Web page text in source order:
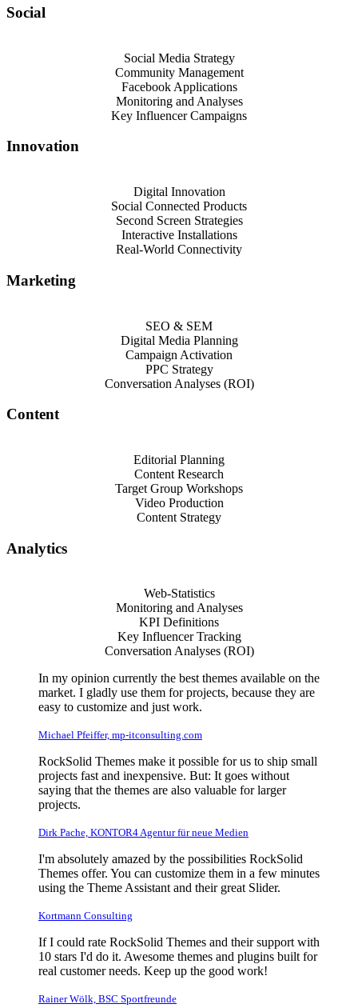
Social
Social Media Strategy
Community Management
Facebook Applications
Monitoring and Analyses
Key Influencer Campaigns
Innovation
Digital Innovation
Social Connected Products
Second Screen Strategies
Interactive Installations
Real-World Connectivity
Marketing
SEO & SEM
Digital Media Planning
Campaign Activation
PPC Strategy
Conversation Analyses (ROI)
Content
Editorial Planning
Content Research
Target Group Workshops
Video Production
Content Strategy
Analytics
Web-Statistics
Monitoring and Analyses
KPI Definitions
Key Influencer Tracking
Conversation Analyses (ROI)
In my opinion currently the best themes available on the
market. I gladly use them for projects, because they are
easy to customize and just work.
Michael Pfeiffer, mp-itconsulting.com
RockSolid Themes make it possible for us to ship small
projects fast and inexpensive. But: It goes without
saying that the themes are also valuable for larger
projects.
Dirk Pache, KONTOR4 Agentur für neue Medien
I'm absolutely amazed by the possibilities RockSolid
Themes offer. You can customize them in a few minutes
using the Theme Assistant and their great Slider.
Kortmann Consulting
If I could rate RockSolid Themes and their support with
10 stars I'd do it. Awesome themes and plugins built for
real customer needs. Keep up the good work!
Rainer Wölk, BSC Sportfreunde